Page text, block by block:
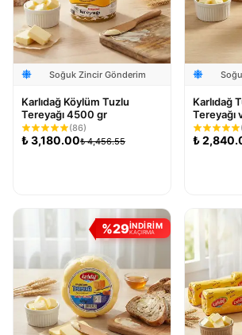
Soğuk Zincir Gönderim
Karlıdağ Köylüm Tuzlu
Tereyağı 4500 gr
(86)
₺3,180.00₺ 4,456.55
Karlıdağ
Tereyağı
Kg
₺
%29İNDİRİM
KAÇIRMA